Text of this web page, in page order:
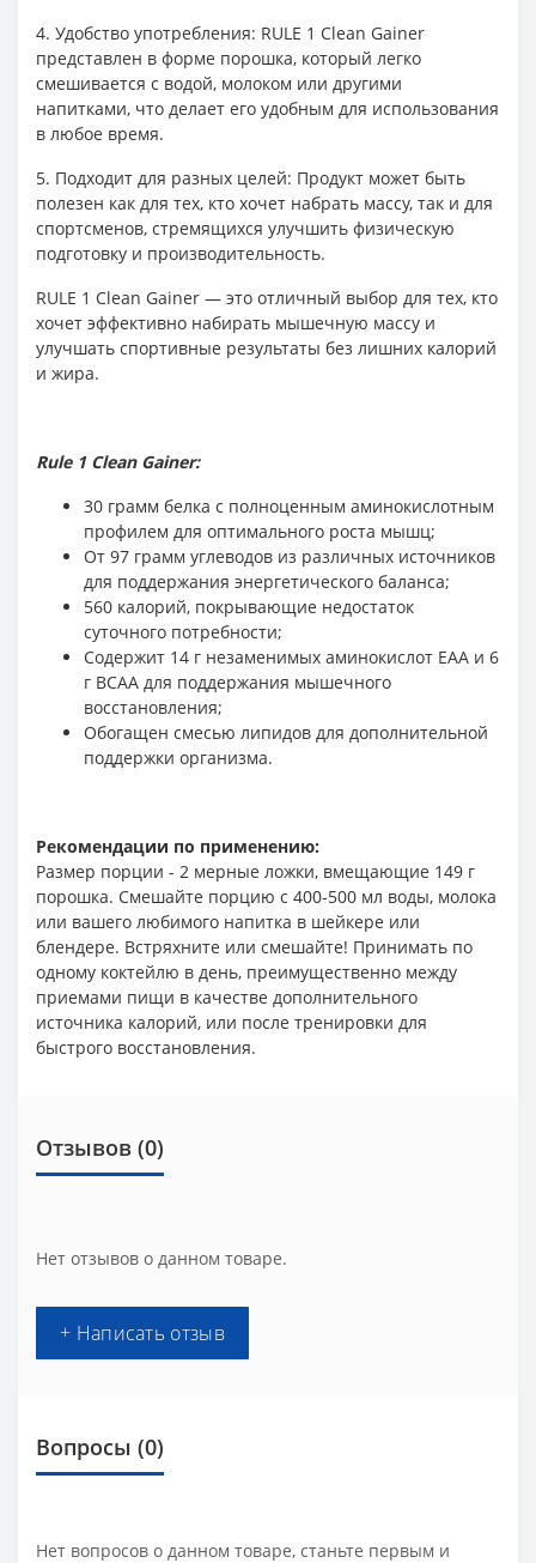
4. Удобство употребления: RULE 1 Clean Gainer
представлен в форме порошка, который легко
смешивается с водой, молоком или другими
напитками, что делает его удобным для использования
в любое время.
5. Подходит для разных целей: Продукт может быть
полезен как для тех, кто хочет набрать массу, так и для
спортсменов, стремящихся улучшить физическую
подготовку и производительность.
RULE 1 Clean Gainer — это отличный выбор для тех, кто
хочет эффективно набирать мышечную массу и
улучшать спортивные результаты без лишних калорий
и жира.
Rule 1 Clean Gainer:
30 грамм белка с полноценным аминокислотным
профилем для оптимального роста мышц;
От 97 грамм углеводов из различных источников
для поддержания энергетического баланса;
560 калорий, покрывающие недостаток
суточного потребности;
Содержит 14 г незаменимых аминокислот EAA и 6
г BCAA для поддержания мышечного
восстановления;
Обогащен смесью липидов для дополнительной
поддержки организма.
Рекомендации по применению:
Размер порции - 2 мерные ложки, вмещающие 149 г
порошка. Смешайте порцию с 400-500 мл воды, молока
или вашего любимого напитка в шейкере или
блендере. Встряхните или смешайте! Принимать по
одному коктейлю в день, преимущественно между
приемами пищи в качестве дополнительного
источника калорий, или после тренировки для
быстрого восстановления.
Отзывов (0)
Нет отзывов о данном товаре.
+ Написать отзыв
Вопросы (0)
Нет вопросов о данном товаре, станьте первым и